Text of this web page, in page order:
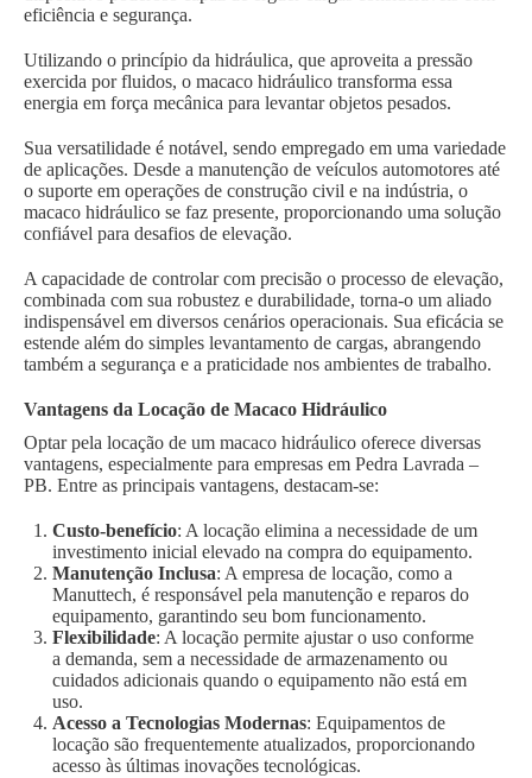
eficiência e segurança.
Utilizando o princípio da hidráulica, que aproveita a pressão
exercida por fluidos, o macaco hidráulico transforma essa
energia em força mecânica para levantar objetos pesados.
Sua versatilidade é notável, sendo empregado em uma variedade
de aplicações. Desde a manutenção de veículos automotores até
o suporte em operações de construção civil e na indústria, o
macaco hidráulico se faz presente, proporcionando uma solução
confiável para desafios de elevação.
A capacidade de controlar com precisão o processo de elevação,
combinada com sua robustez e durabilidade, torna-o um aliado
indispensável em diversos cenários operacionais. Sua eficácia se
estende além do simples levantamento de cargas, abrangendo
também a segurança e a praticidade nos ambientes de trabalho.
Vantagens da Locação de Macaco Hidráulico
Optar pela locação de um macaco hidráulico oferece diversas
vantagens, especialmente para empresas em Pedra Lavrada –
PB. Entre as principais vantagens, destacam-se:
Custo-benefício: A locação elimina a necessidade de um
investimento inicial elevado na compra do equipamento.
Manutenção Inclusa: A empresa de locação, como a
Manuttech, é responsável pela manutenção e reparos do
equipamento, garantindo seu bom funcionamento.
Flexibilidade: A locação permite ajustar o uso conforme
a demanda, sem a necessidade de armazenamento ou
cuidados adicionais quando o equipamento não está em
uso.
Acesso a Tecnologias Modernas: Equipamentos de
locação são frequentemente atualizados, proporcionando
acesso às últimas inovações tecnológicas.